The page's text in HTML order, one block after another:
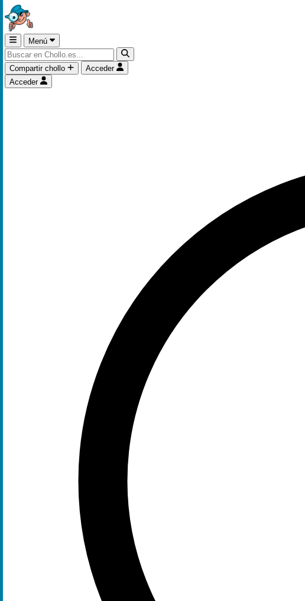
Menú
Compartir chollo
Acceder
Acceder